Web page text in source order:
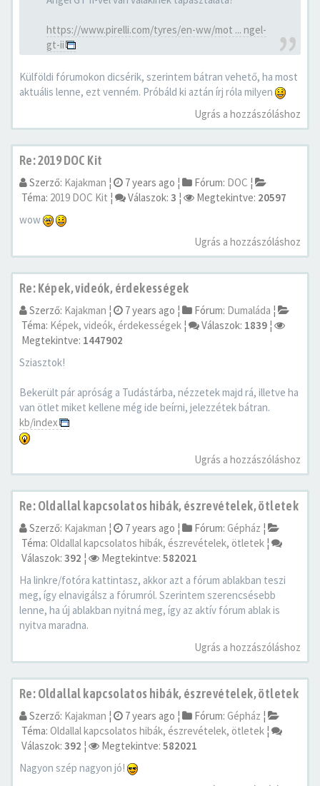
https://www.pirelli.com/tyres/en-ww/mot ... ngel-
gt-ii
Külföldi fórumokon dicsérik, szerintem bátran vehető, ha most
aktuális lenne, ezt venném. Próbáld ki aztán írj róla milyen
Ugrás a hozzászóláshoz
Re: 2019 DOC Kit
Szerző: Kajakman ¦ 7 years ago ¦ Fórum: DOC ¦
Téma: 2019 DOC Kit ¦ Válaszok: 3 ¦ Megtekintve: 20597
wow
Ugrás a hozzászóláshoz
Re: Képek, videók, érdekességek
Szerző: Kajakman ¦ 7 years ago ¦ Fórum: Dumaláda ¦
Téma: Képek, videók, érdekességek ¦ Válaszok: 1839 ¦
Megtekintve: 1447902
Sziasztok!
Bekerült pár apróság a Tudástárba, nézzetek majd rá, illetve ha
van ötlet miket kellene még ide beírni, jelezzétek bátran.
kb/index
Ugrás a hozzászóláshoz
Re: Oldallal kapcsolatos hibák, észrevételek, ötletek
Szerző: Kajakman ¦ 7 years ago ¦ Fórum: Gépház ¦
Téma: Oldallal kapcsolatos hibák, észrevételek, ötletek ¦
Válaszok: 392 ¦ Megtekintve: 582021
Ha linkre/fotóra kattintasz, akkor azt a fórum ablakban teszi
meg, így elnavigálsz a fórumról. Szerintem szerencsésebb
lenne, ha új ablakban nyitná meg, így az aktív fórum ablak is
nyitva maradna.
Ugrás a hozzászóláshoz
Re: Oldallal kapcsolatos hibák, észrevételek, ötletek
Szerző: Kajakman ¦ 7 years ago ¦ Fórum: Gépház ¦
Téma: Oldallal kapcsolatos hibák, észrevételek, ötletek ¦
Válaszok: 392 ¦ Megtekintve: 582021
Nagyon szép nagyon jó!